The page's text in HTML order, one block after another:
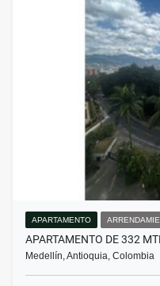
APARTAMENTO
APARTAMENTO DE 332
Medellín, Antioquia, Colombia